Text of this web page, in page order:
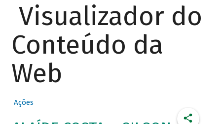
Visualizador do
Conteúdo da
Web
Ações